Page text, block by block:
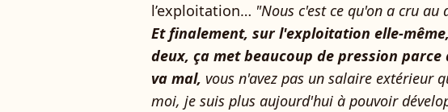
l’exploitation… "Nous c'est ce qu'on a cru
Et finalement, sur l'exploitation elle-
deux, ça met beaucoup de pression
va mal, vous n'avez pas un salaire extérieur
moi, je suis plus aujourd'hui à pouvoir